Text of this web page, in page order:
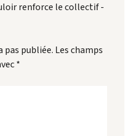
renforce le collectif -
pas publiée. Les champs
*